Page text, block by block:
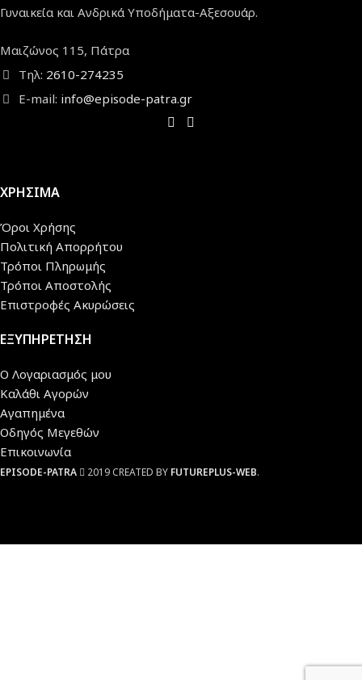
Γυναικεία και Ανδρικά Υποδήματα-Αξεσουάρ.
Μαιζώνος 115, Πάτρα
Τηλ: 2610-274235
E-mail: info@episode-patra.gr
ΧΡΗΣΙΜΑ
Όροι Χρήσης
Πολιτική Απορρήτου
Τρόποι Πληρωμής
Τρόποι Αποστολής
Επιστροφές Ακυρώσεις
ΕΞΥΠΗΡΕΤΗΣΗ
Ο Λογαριασμός μου
Καλάθι Αγορών
Αγαπημένα
Οδηγός Μεγεθών
Επικοινωνία
EPISODE-PATRA 2019 CREATED BY FUTUREPLUS-WEB.